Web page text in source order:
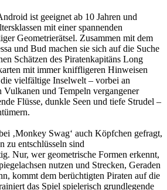
ist geeignet ab 10 Jahren und
mit einer spannenden
Geometrierätsel. Zusammen mit dem
und Bud machen sie sich auf die Suche
Schätzen des Piratenkapitäns Long
mit immer kniffligeren Hinweisen
vielfältige Inselwelt – vorbei an
Vulkanen und Tempeln vergangener
Flüsse, dunkle Seen und tiefe Strudel –
‚Monkey Swag‘ auch Köpfchen gefragt,
zu entschlüsseln sind
Nur, wer geometrische Formen erkennt,
nutzen und Strecken, Geraden
kommt dem berüchtigten Piraten auf die
das Spiel spielerisch grundlegende